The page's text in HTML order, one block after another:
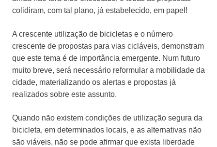
colidiram, com tal plano, já estabelecido, em papel!
A crescente utilização de bicicletas e o número
crescente de propostas para vias cicláveis, demonstram
que este tema é de importância emergente. Num futuro
muito breve, será necessário reformular a mobilidade da
cidade, materializando os alertas e propostas já
realizados sobre este assunto.
Quando não existem condições de utilização segura da
bicicleta, em determinados locais, e as alternativas não
são viáveis, não se pode afirmar que exista liberdade